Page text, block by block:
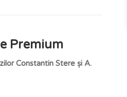
Premium
Constantin Stere și A.